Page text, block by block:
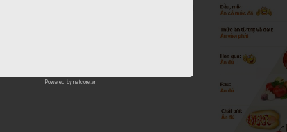
gas tới 25-30%. Chi phí mua nhiên liệu
cũng sẽ được kéo dài hơn.
Powered by netcore.vn